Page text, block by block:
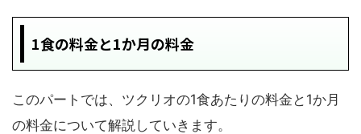
1食の料金と1か月の料金
このパートでは、ツクリオの1食あたりの料金と1か月
の料金について解説していきます。